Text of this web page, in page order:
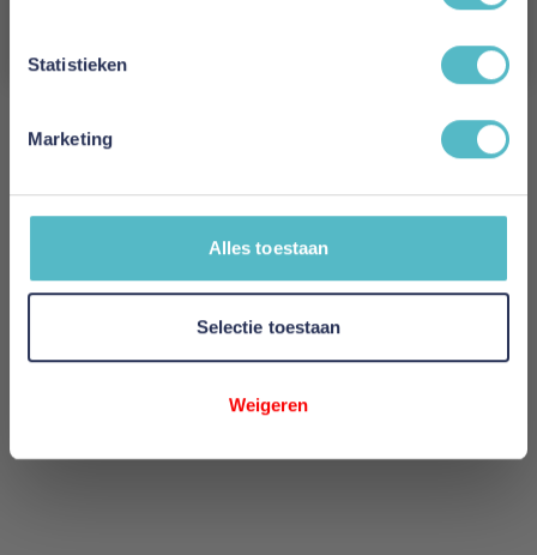
Statistieken
Marketing
Alles toestaan
Selectie toestaan
Weigeren
Uw naam
Review
This form is protected by reCAPTCHA - the